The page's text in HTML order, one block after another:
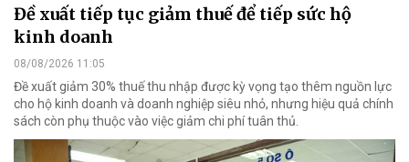
Đề xuất tiếp tục giảm thuế để tiếp sức hộ
kinh doanh
08/08/2026 11:05
Đề xuất giảm 30% thuế thu nhập được kỳ vọng tạo thêm nguồn lực
cho hộ kinh doanh và doanh nghiệp siêu nhỏ, nhưng hiệu quả chính
sách còn phụ thuộc vào việc giảm chi phí tuân thủ.